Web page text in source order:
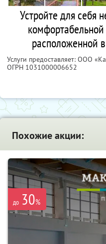
Устройте для себя
расположенной
Услуги предоставляет: ООО
ОГРН 1031000006652
Похожие акции:
до 30%